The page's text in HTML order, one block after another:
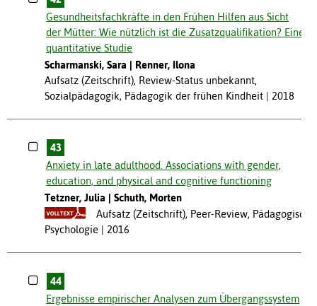
Gesundheitsfachkräfte in den Frühen Hilfen aus Sicht
der Mütter: Wie nützlich ist die Zusatzqualifikation? Eine
quantitative Studie
Scharmanski, Sara
Renner, Ilona
Aufsatz (Zeitschrift), Review-Status unbekannt,
Sozialpädagogik, Pädagogik der frühen Kindheit
2018
43
Anxiety in late adulthood. Associations with gender,
education, and physical and cognitive functioning
Tetzner, Julia
Schuth, Morten
Aufsatz (Zeitschrift), Peer-Review, Pädagogische
Psychologie
2016
44
Ergebnisse empirischer Analysen zum Übergangssystem